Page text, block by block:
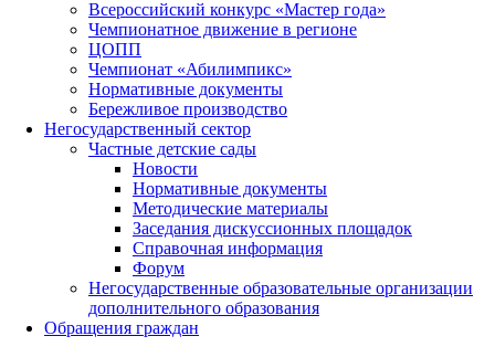
Всероссийский конкурс «Мастер года»
Чемпионатное движение в регионе
ЦОПП
Чемпионат «Абилимпикс»
Нормативные документы
Бережливое производство
Негосударственный сектор
Частные детские сады
Новости
Нормативные документы
Методические материалы
Заседания дискуссионных площадок
Справочная информация
Форум
Негосударственные образовательные организации
дополнительного образования
Обращения граждан